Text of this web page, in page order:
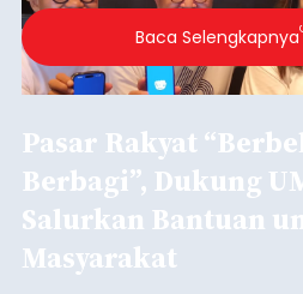
Baca Selengkapnya
Pasar Rakyat
Berbagi”, Dukung
Salurkan Bantuan
Masyarakat